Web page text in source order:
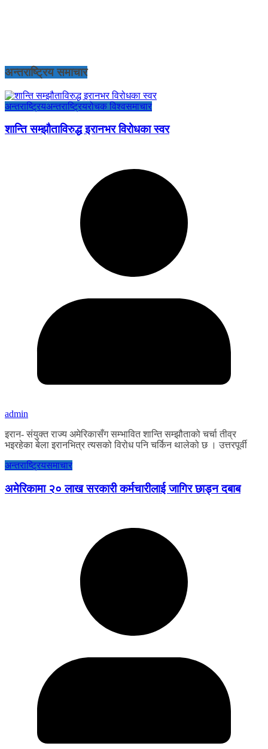
अन्तराष्ट्रिय समाचार
अन्तराष्ट्रियअन्तराष्ट्रियरोचक विश्वसमाचार
शान्ति सम्झौताविरुद्ध इरानभर विरोधका स्वर
admin
इरान- संयुक्त राज्य अमेरिकासँग सम्भावित शान्ति सम्झौताको चर्चा तीव्र
भइरहेका बेला इरानभित्र त्यसको विरोध पनि चर्किन थालेको छ । उत्तरपूर्वी
अन्तराष्ट्रियसमाचार
अमेरिकामा २० लाख सरकारी कर्मचारीलाई जागिर छाड्न दबाब